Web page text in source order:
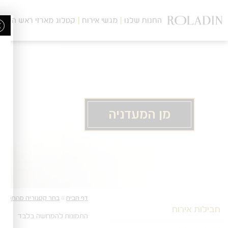
לתוכן
המרכזי
החנות שלנו מגשי אירוח קטלוג מארזי ראש
מן המעדניה
הקטגוריות
המוצר
חבילות אירוח
דף הבית » בחר קטגוריה מהתפריט
התמונות להמחשה בלבד